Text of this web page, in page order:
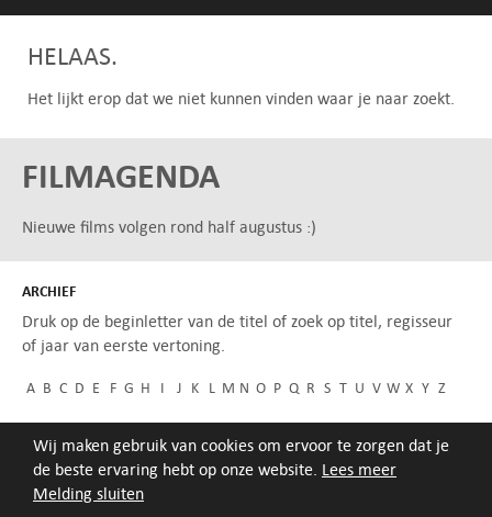
Melding sluiten
Wij maken gebruik van cookies om ervoor te zorgen dat je
de beste ervaring hebt op onze website. Lees meer
HELAAS.
Het lijkt erop dat we niet kunnen vinden waar je naar zoekt.
FILMAGENDA
Nieuwe films volgen rond half augustus :)
ARCHIEF
Druk op de beginletter van de titel of zoek op titel, regisseur
of jaar van eerste vertoning.
A B C D E F G H I J K L M N O P Q R S T U V W X Y Z